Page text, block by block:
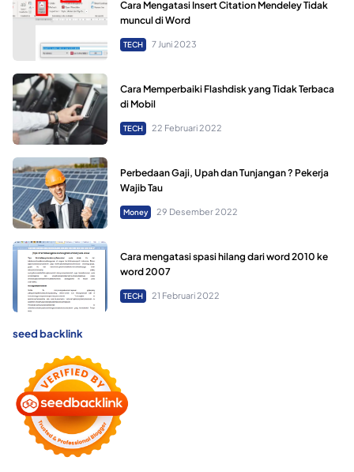
Cara Mengatasi Insert Citation Mendeley Tidak
muncul di Word
TECH 7 Juni 2023
Cara Memperbaiki Flashdisk yang Tidak Terbaca
di Mobil
TECH 22 Februari 2022
Perbedaan Gaji, Upah dan Tunjangan ? Pekerja
Wajib Tau
Money 29 Desember 2022
Cara mengatasi spasi hilang dari word 2010 ke
word 2007
TECH 21 Februari 2022
seed backlink